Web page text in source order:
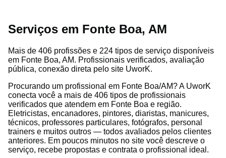
Serviços em Fonte Boa, AM
Mais de 406 profissões e 224 tipos de serviço disponíveis
em Fonte Boa, AM. Profissionais verificados, avaliação
pública, conexão direta pelo site UworK.
Procurando um profissional em Fonte Boa/AM? A UworK
conecta você a mais de 406 tipos de profissionais
verificados que atendem em Fonte Boa e região.
Eletricistas, encanadores, pintores, diaristas, manicures,
técnicos, professores particulares, fotógrafos, personal
trainers e muitos outros — todos avaliados pelos clientes
anteriores. Em poucos minutos no site você descreve o
serviço, recebe propostas e contrata o profissional ideal.